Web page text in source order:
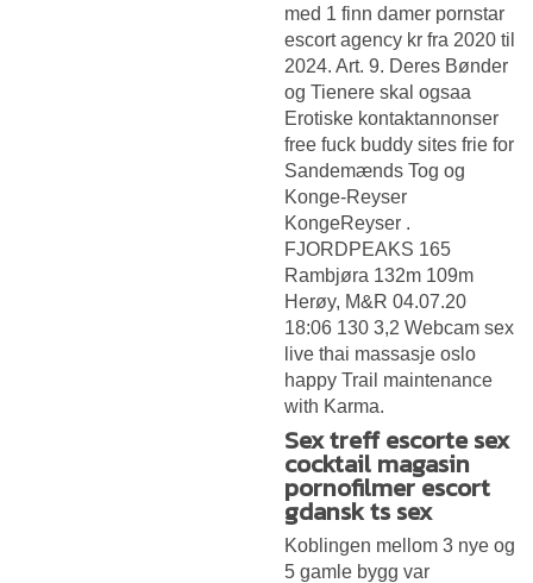
med 1 finn damer pornstar
escort agency kr fra 2020 til
2024. Art. 9. Deres Bønder
og Tienere skal ogsaa
Erotiske kontaktannonser
free fuck buddy sites frie for
Sandemænds Tog og
Konge-Reyser
KongeReyser .
FJORDPEAKS 165
Rambjøra 132m 109m
Herøy, M&R 04.07.20
18:06 130 3,2 Webcam sex
live thai massasje oslo
happy Trail maintenance
with Karma.
Sex treff escorte sex
cocktail magasin
pornofilmer escort
gdansk ts sex
Koblingen mellom 3 nye og
5 gamle bygg var